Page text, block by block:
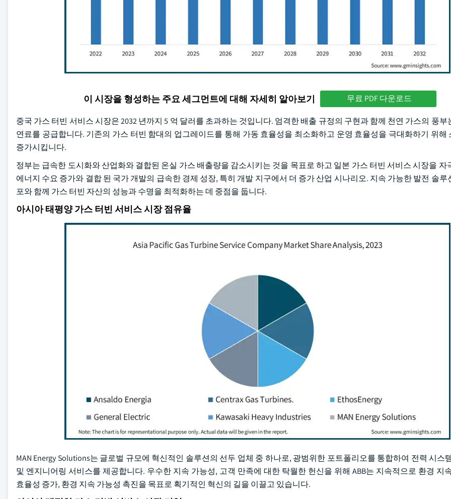
이 시장을 형성하는 주요 세그먼트에 대해 자세히 알아보기 무료 PDF 다운로드
중국 가스 터빈 서비스 시장은 2032 년까지 5 억 달러를 초과하는 것입니다. 엄격한 배출 규정의 구현과 함께 천연 가스의 풍부
연료를 공급합니다. 기존의 가스 터빈 함대의 업그레이드를 통해 가동 효율성을 최소화하고 운영 효율성을 극대화하기 위해
증가시킵니다.
정부는 급속한 도시화와 산업화와 결합된 온실 가스 배출량을 감소시키는 것을 목표로 하고 일본 가스 터빈 서비스 시장을 자
에너지 수요 증가와 결합 된 국가 개발의 급속한 경제 성장, 특히 개발 지구에서 더 증가 산업 시나리오. 지속 가능한 발전 솔루
포와 함께 가스 터빈 자산의 성능과 수명을 최적화하는 데 중점을 둡니다.
아시아 태평양 가스 터빈 서비스 시장 점유율
MAN Energy Solutions는 글로벌 규모에 혁신적인 솔루션의 선두 업체 중 하나로, 광범위한 포트폴리오를 통합하여 전력 시스
및 엔지니어링 서비스를 제공합니다. 우수한 지속 가능성, 고객 만족에 대한 탁월한 헌신을 위해 ABB는 지속적으로 환경 지
효율성 증가, 환경 지속 가능성 촉진을 목표로 획기적인 혁신의 길을 이끌고 있습니다.